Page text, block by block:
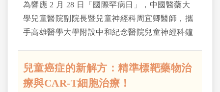
為響應 2 月 28 日「國際罕病日」，中國醫藥大
學兒童醫院副院長暨兒童神經科周宜卿醫師，攜
手高雄醫學大學附設中和紀念醫院兒童神經科鐘
日全球年度主題「More Than You Can
Imagine（超乎想像）」。
兒童癌症的新解方：精準標靶藥物治
療與CAR-T細胞治療！